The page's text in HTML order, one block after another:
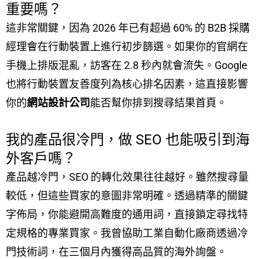
重要嗎？
這非常關鍵，因為 2026 年已有超過 60% 的 B2B 採購
經理會在行動裝置上進行初步篩選。如果你的官網在
手機上排版混亂，訪客在 2.8 秒內就會流失。Google
也將行動裝置友善度列為核心排名因素，這直接影響
你的網站設計公司能否幫你排到搜尋結果首頁。
我的產品很冷門，做 SEO 也能吸引到海
外客戶嗎？
產品越冷門，SEO 的轉化效果往往越好。雖然搜尋量
較低，但這些買家的意圖非常明確。透過精準的關鍵
字佈局，你能避開高難度的通用詞，直接鎖定尋找特
定規格的專業買家。我曾協助工業自動化廠商透過冷
門技術詞，在三個月內獲得高品質的海外詢盤。